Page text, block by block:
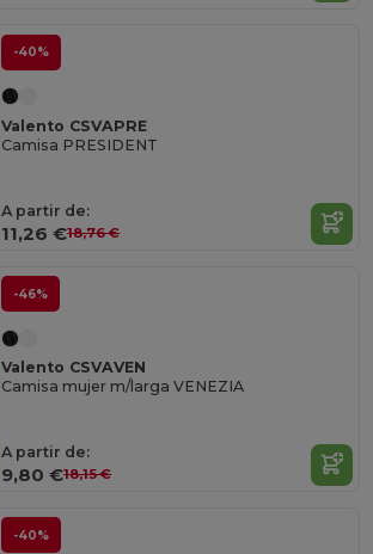
-40%
Valento CSVAPRE
Camisa PRESIDENT
A partir de:
11,26 €18,76 €
-46%
Valento CSVAVEN
Camisa mujer m/larga VENEZIA
A partir de:
9,80 €18,15 €
-40%